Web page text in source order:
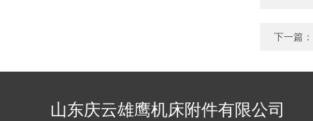
下一篇：
山东庆云雄鹰机床附件有限公司